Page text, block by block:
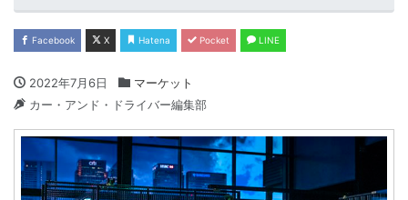
Facebook X Hatena Pocket LINE
2022年7月6日
マーケット
カー・アンド・ドライバー編集部